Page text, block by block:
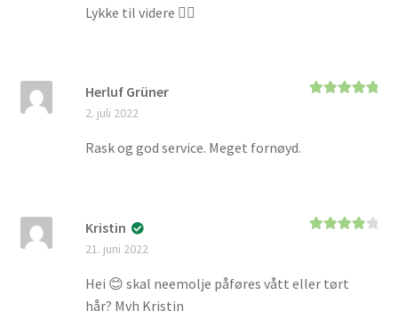
Lykke til videre 👍🏼
Herluf Grüner
2. juli 2022
Rask og god service. Meget fornøyd.
Kristin
21. juni 2022
Hei 😊 skal neemolje påføres vått eller tørt
hår? Mvh Kristin